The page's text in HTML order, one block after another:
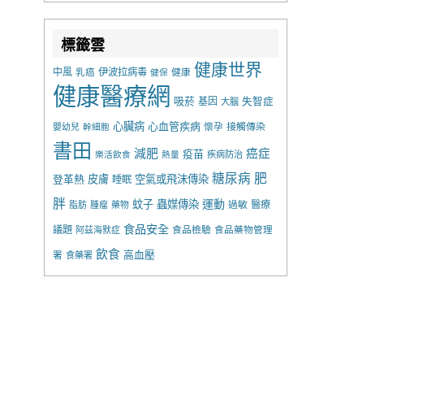
標籤雲
中風 乳癌 伊波拉病毒 健保 健康 健康世界
健康醫療網 吸菸 基因 大腦 失智症
嬰幼兒 幹細胞 心臟病 心血管疾病 懷孕 接觸傳染
書田 樂活飲食 減肥 熱量 疫苗 疾病防治 癌症
登革熱 皮膚 睡眠 空氣或飛沫傳染 糖尿病 肥
胖 脂肪 腫瘤 藥物 蚊子 蟲媒傳染 運動 過敏 醫療
議題 阿茲海默症 食品安全 食品檢驗 食品藥物管理
署 食藥署 飲食 高血壓